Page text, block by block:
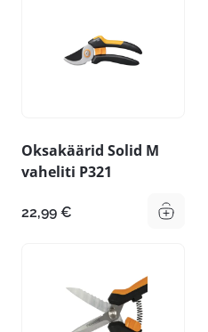
Oksakäärid Solid M
vaheliti P321
22,99 €